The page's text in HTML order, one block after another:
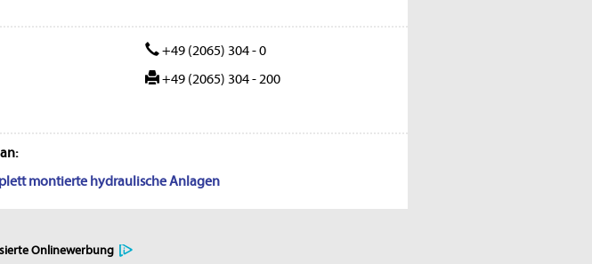
+49 (2065) 304 - 0
+49 (2065) 304 - 200
montierte hydraulische Anlagen
Onlinewerbung